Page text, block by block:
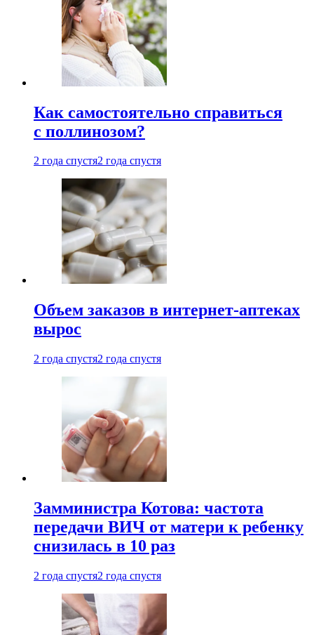
Как самостоятельно справиться
с поллинозом?
2 года спустя2 года спустя
Объем заказов в интернет-аптеках
вырос
2 года спустя2 года спустя
Замминистра Котова: частота
передачи ВИЧ от матери к ребенку
снизилась в 10 раз
2 года спустя2 года спустя